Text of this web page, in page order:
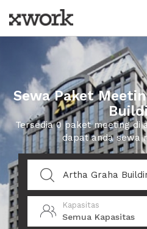
Sewa Paket
Tersedia 0 paket meeting di
dapat anda sewa
Kapasitas
Semua Kapasitas